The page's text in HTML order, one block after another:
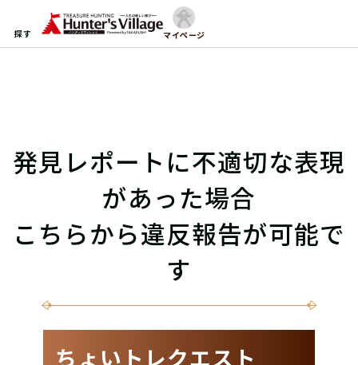
探す マイページ
発見レポートに不適切な表現
があった場合
こちらから違反報告が可能で
す
ちょいトレクエスト